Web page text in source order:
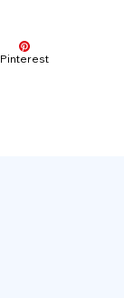
Pinterest